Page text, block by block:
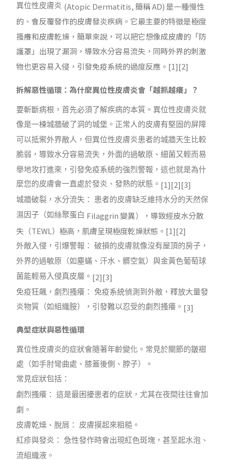
異位性皮膚炎 (Atopic Dermatitis, 簡稱AD)是一種慢性
的、會反覆發作的皮膚發炎疾病。它最主要的特徵是極度
搔癢和皮膚乾燥，簡單來說，可以把它想像成皮膚的「防
護罩」出現了漏洞，導致水分容易流失，同時外界的刺激
物也更容易入侵，引發免疫系統的過度反應。 [1][2]
拆解惡性循環：為什麼異位性皮膚炎會「越抓越癢」？
要斬斷病根，首先必須了解疾病的本質。異位性皮膚炎就
像是一棟城牆破了洞的城堡。正常人的皮膚有堅固的屏障
可以抵禦外界敵人，但異位性皮膚炎患者的城牆天生比較
脆弱，導致水分容易流失，外面的過敏原、細菌又輕而易
舉地攻打進來，引發免疫系統的強烈警報，這也就是為什
麼您的皮膚會一直處於發炎、發熱的狀態。 [1][2][3]
城牆破裂，水分流失： 患者的皮膚缺乏維持水分的天然保
濕因子（如絲聚蛋白 Filaggrin變異），導致經皮水分散
失（TEWL ）極高，肌膚呈現極度乾燥狀態。 [1][2]
外敵入侵，引爆警報： 破損的皮膚就像沒有屋頂的房子，
外界的過敏原（如塵蟎、汗水、髒空氣）與金黃色葡萄球
菌能輕易入侵真皮層。 [2][3]
免疫狂飆，劇烈搔癢： 免疫系統偵測到外敵，釋放大量發
炎物質（如組織胺），引發難以忍受的劇烈搔癢。 [3]
典型症狀與惡性循環
異位性皮膚炎的症狀會隨著年齡變化。常見於關節的皺褶
處（如手肘彎曲處、膝蓋後側、脖子）。
常見症狀包括：
劇烈搔癢： 這是最困擾患者的症狀，尤其在夜間往往會加
劇。
皮膚乾燥、脫屑： 皮膚摸起來粗糙。
紅疹與發炎： 急性發作時會出現紅色斑塊，甚至起水泡、
流組織液。